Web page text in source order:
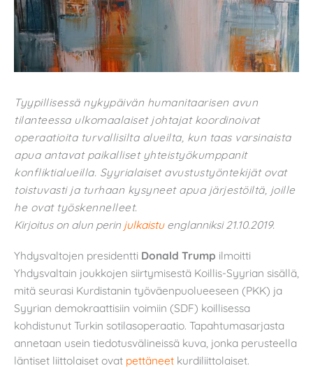
Tyypillisessä nykypäivän humanitaarisen avun
tilanteessa ulkomaalaiset johtajat koordinoivat
operaatioita turvallisilta alueilta, kun taas varsinaista
apua antavat paikalliset yhteistyökumppanit
konfliktialueilla. Syyrialaiset avustustyöntekijät ovat
toistuvasti ja turhaan kysyneet apua järjestöiltä, joille
he ovat työskennelleet.
Kirjoitus on alun perin julkaistuenglanniksi 21.10.2019.
Yhdysvaltojen presidentti Donald Trump ilmoitti
Yhdysvaltain joukkojen siirtymisestä Koillis-Syyrian sisällä,
mitä seurasi Kurdistanin työväenpuolueeseen (PKK) ja
Syyrian demokraattisiin voimiin (SDF) koillisessa
kohdistunut Turkin sotilasoperaatio. Tapahtumasarjasta
annetaan usein tiedotusvälineissä kuva, jonka perusteella
läntiset liittolaiset ovat pettäneet kurdiliittolaiset.